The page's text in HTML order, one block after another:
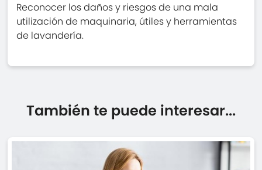
Reconocer los daños y riesgos de una mala
utilización de maquinaria, útiles y herramientas
de lavandería.
También te puede interesar...